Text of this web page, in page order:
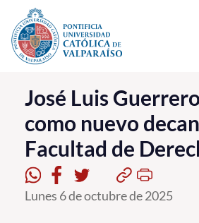
Click acá para ir directamente al contenido
La Universidad
Investigación, Creación e
PUCV Internacional
Vinculación con el Medio
José Luis
como nuevo
Facultad de
Lunes 6 de octubre de 2025